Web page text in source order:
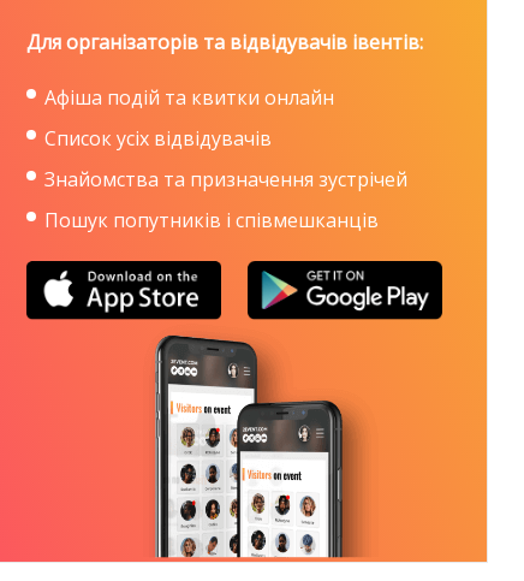
Для організаторів та відвідувачів івентів:
Афіша подій та квитки онлайн
Список усіх відвідувачів
Знайомства та призначення зустрічей
Пошук попутників і співмешканців